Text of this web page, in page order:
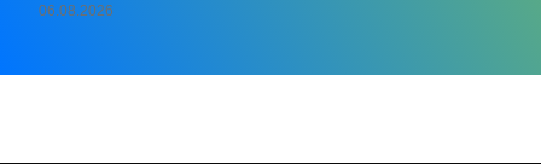
06.08.2026